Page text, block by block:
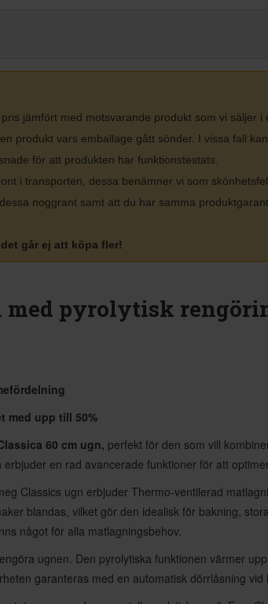
jämfört med motsvarande produkt som vi säljer
produkt vars emballage gått sönder. I vissa fall
för att produkten har funktionstestats.
i transporten, dessa benämner vi som
noggrant samt att du har samma
går ej att köpa fler!
med pyrolytisk
med upp till 50%
60 cm ugn, perfekt för den som vill
en rad avancerade funktioner för att
Classics ugn erbjuder Thermo-ventilerad
blandas, vilket gör den idealisk för bakning,
något för alla matlagningsbehov.
ugnen. Den pyrolytiska funktionen värmer
garanteras med en automatisk dörrlåsning